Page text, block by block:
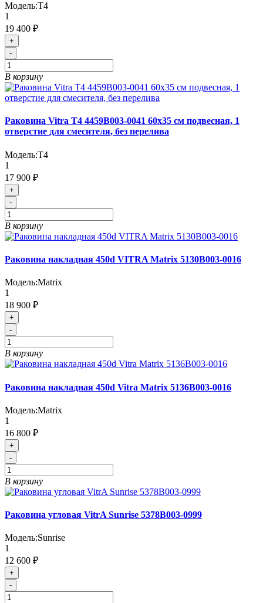
Модель:T4
1
19 400 ₽
+
-
В корзину
Раковина Vitra T4 4459B003-0041 60x35 см подвесная, 1
отверстие для смесителя, без перелива
Модель:T4
1
17 900 ₽
+
-
В корзину
Раковина накладная 450d VITRA Matrix 5130В003-0016
Модель:Matrix
1
18 900 ₽
+
-
В корзину
Раковина накладная 450d Vitra Matrix 5136B003-0016
Модель:Matrix
1
16 800 ₽
+
-
В корзину
Раковина угловая VitrA Sunrise 5378B003-0999
Модель:Sunrise
1
12 600 ₽
+
-